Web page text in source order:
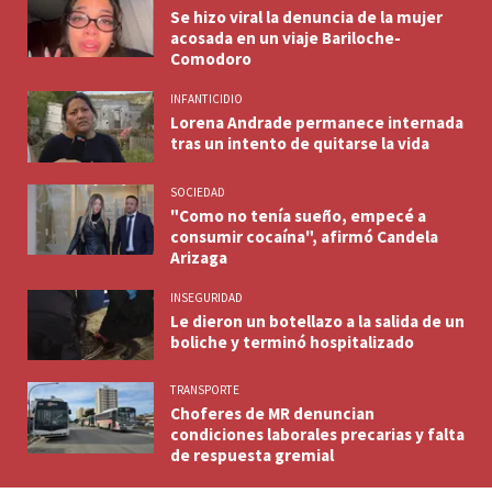
Se hizo viral la denuncia de la mujer
acosada en un viaje Bariloche-
Comodoro
INFANTICIDIO
Lorena Andrade permanece internada
tras un intento de quitarse la vida
SOCIEDAD
"Como no tenía sueño, empecé a
consumir cocaína", afirmó Candela
Arizaga
INSEGURIDAD
Le dieron un botellazo a la salida de un
boliche y terminó hospitalizado
TRANSPORTE
Choferes de MR denuncian
condiciones laborales precarias y falta
de respuesta gremial